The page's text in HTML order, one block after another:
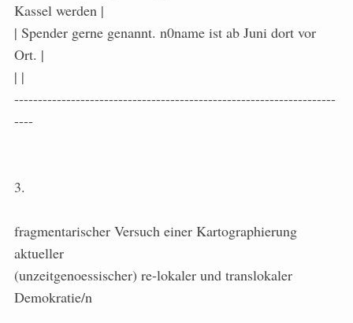
Kassel werden |
| Spender gerne genannt. n0name ist ab Juni dort vor
Ort. |
| |
--------------------------------------------------------------------
----
3.
fragmentarischer Versuch einer Kartographierung
aktueller
(unzeitgenoessischer) re-lokaler und translokaler
Demokratie/n